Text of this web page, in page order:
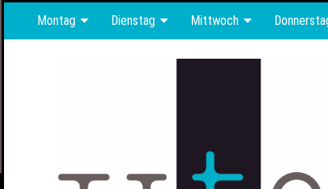
Montag Dienstag Mittwoch